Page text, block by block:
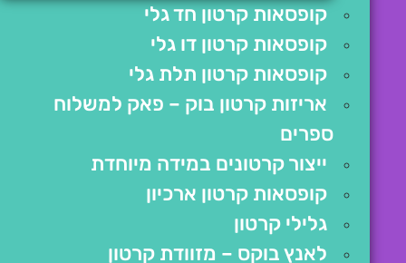
קופסאות קרטון חד גלי
קופסאות קרטון דו גלי
קופסאות קרטון תלת גלי
אריזות קרטון בוק – פאק למשלוח
ספרים
ייצור קרטונים במידה מיוחדת
קופסאות קרטון ארכיון
גלילי קרטון
לאנץ בוקס – מזוודת קרטון